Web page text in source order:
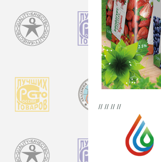
// // // //